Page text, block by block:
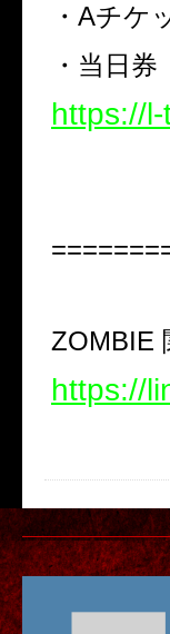
・Aチケ
・当日
https://
ZOMBIE
https://